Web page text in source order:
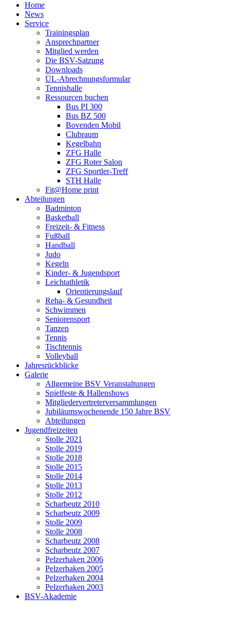
Home
News
Service
Trainingsplan
Ansprechpartner
Mitglied werden
Die BSV-Satzung
Downloads
ÜL-Abrechnungsformular
Tennishalle
Ressourcen buchen
Bus PI 300
Bus BZ 500
Bovenden Mobil
Clubraum
Kegelbahn
ZFG Halle
ZFG Roter Salon
ZFG Sportler-Treff
STH Halle
Fit@Home print
Abteilungen
Badminton
Basketball
Freizeit- & Fitness
Fußball
Handball
Judo
Kegeln
Kinder- & Jugendsport
Leichtathletik
Orientierungslauf
Reha- & Gesundheit
Schwimmen
Seniorensport
Tanzen
Tennis
Tischtennis
Volleyball
Jahresrückblicke
Galerie
Allgemeine BSV Veranstaltungen
Spielfeste & Hallenshows
Mitgliedervertreterversammlungen
Jubiläumswochenende 150 Jahre BSV
Abteilungen
Jugendfreizeiten
Stolle 2021
Stolle 2019
Stolle 2018
Stolle 2015
Stolle 2014
Stolle 2013
Stolle 2012
Scharbeutz 2010
Scharbeutz 2009
Stolle 2009
Stolle 2008
Scharbeutz 2008
Scharbeutz 2007
Pelzerhaken 2006
Pelzerhaken 2005
Pelzerhaken 2004
Pelzerhaken 2003
BSV-Akademie